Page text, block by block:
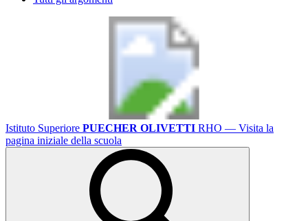
Istituto Superiore PUECHER OLIVETTI RHO — Visita la
pagina iniziale della scuola